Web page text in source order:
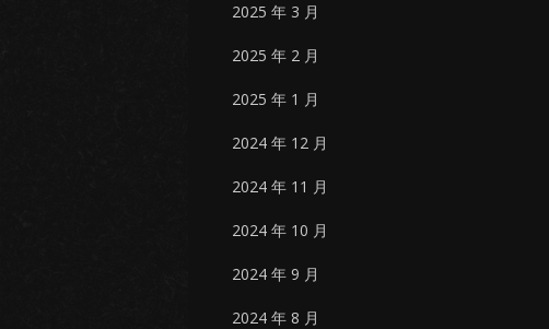
2025 年 3 月
2025 年 2 月
2025 年 1 月
2024 年 12 月
2024 年 11 月
2024 年 10 月
2024 年 9 月
2024 年 8 月